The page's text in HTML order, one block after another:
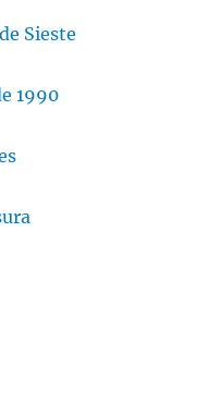
Sieste
1990